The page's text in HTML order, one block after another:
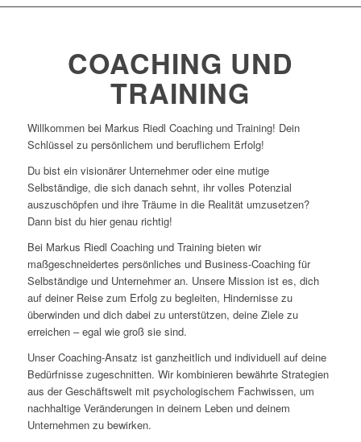
COACHING UND
TRAINING
Willkommen bei Markus Riedl Coaching und Training! Dein
Schlüssel zu persönlichem und beruflichem Erfolg!
Du bist ein visionärer Unternehmer oder eine mutige
Selbständige, die sich danach sehnt, ihr volles Potenzial
auszuschöpfen und ihre Träume in die Realität umzusetzen?
Dann bist du hier genau richtig!
Bei Markus Riedl Coaching und Training bieten wir
maßgeschneidertes persönliches und Business-Coaching für
Selbständige und Unternehmer an. Unsere Mission ist es, dich
auf deiner Reise zum Erfolg zu begleiten, Hindernisse zu
überwinden und dich dabei zu unterstützen, deine Ziele zu
erreichen – egal wie groß sie sind.
Unser Coaching-Ansatz ist ganzheitlich und individuell auf deine
Bedürfnisse zugeschnitten. Wir kombinieren bewährte Strategien
aus der Geschäftswelt mit psychologischem Fachwissen, um
nachhaltige Veränderungen in deinem Leben und deinem
Unternehmen zu bewirken.